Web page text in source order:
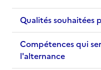
Qualités souhaitées
Compétences qui
l'alternance